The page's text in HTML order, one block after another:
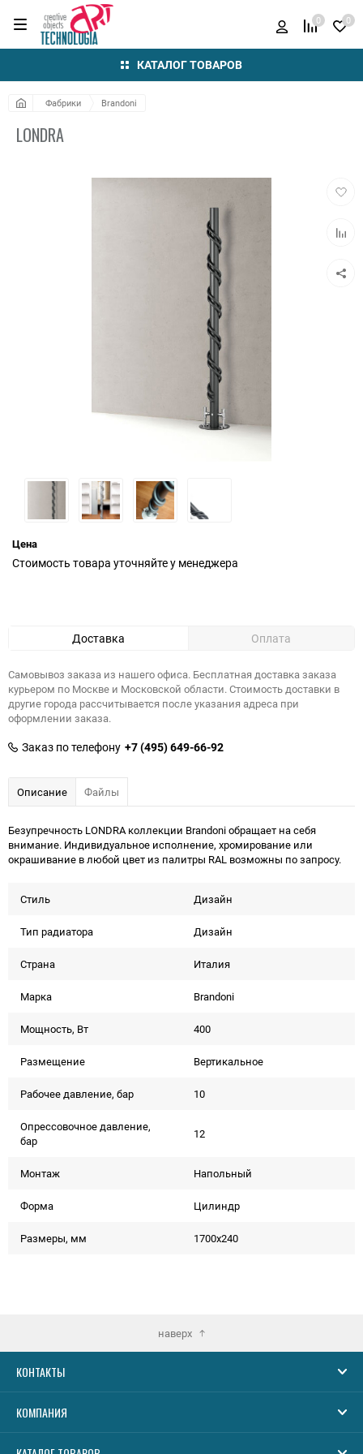
КАТАЛОГ ТОВАРОВ
0 0
Фабрики Brandoni
LONDRA
Цена
Стоимость товара уточняйте у менеджера
Доставка Оплата
Самовывоз заказа из нашего офиса. Бесплатная доставка заказа
курьером по Москве и Московской области. Стоимость доставки в
другие города рассчитывается после указания адреса при
оформлении заказа.
Заказ по телефону +7 (495) 649-66-92
Описание Файлы
Безупречность LONDRA коллекции Brandoni обращает на себя
внимание. Индивидуальное исполнение, хромирование или
окрашивание в любой цвет из палитры RAL возможны по запросу.
Стиль Дизайн
Тип радиатора Дизайн
Страна Италия
Марка Brandoni
Мощность, Вт 400
Размещение Вертикальное
Рабочее давление, бар 10
Опрессовочное давление,
бар
12
Монтаж Напольный
Форма Цилиндр
Размеры, мм 1700х240
наверх
КОНТАКТЫ
КОМПАНИЯ